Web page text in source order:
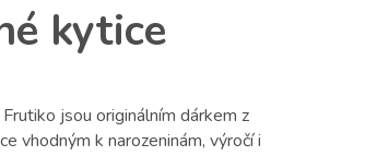
kytice
jsou originálním dárkem z
vhodným k narozeninám, výročí i